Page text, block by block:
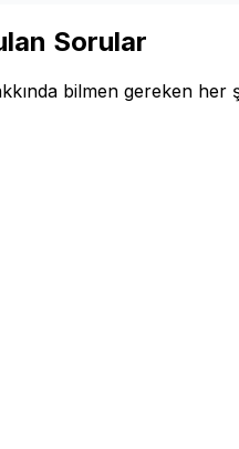
Sorular
bilmen gereken her